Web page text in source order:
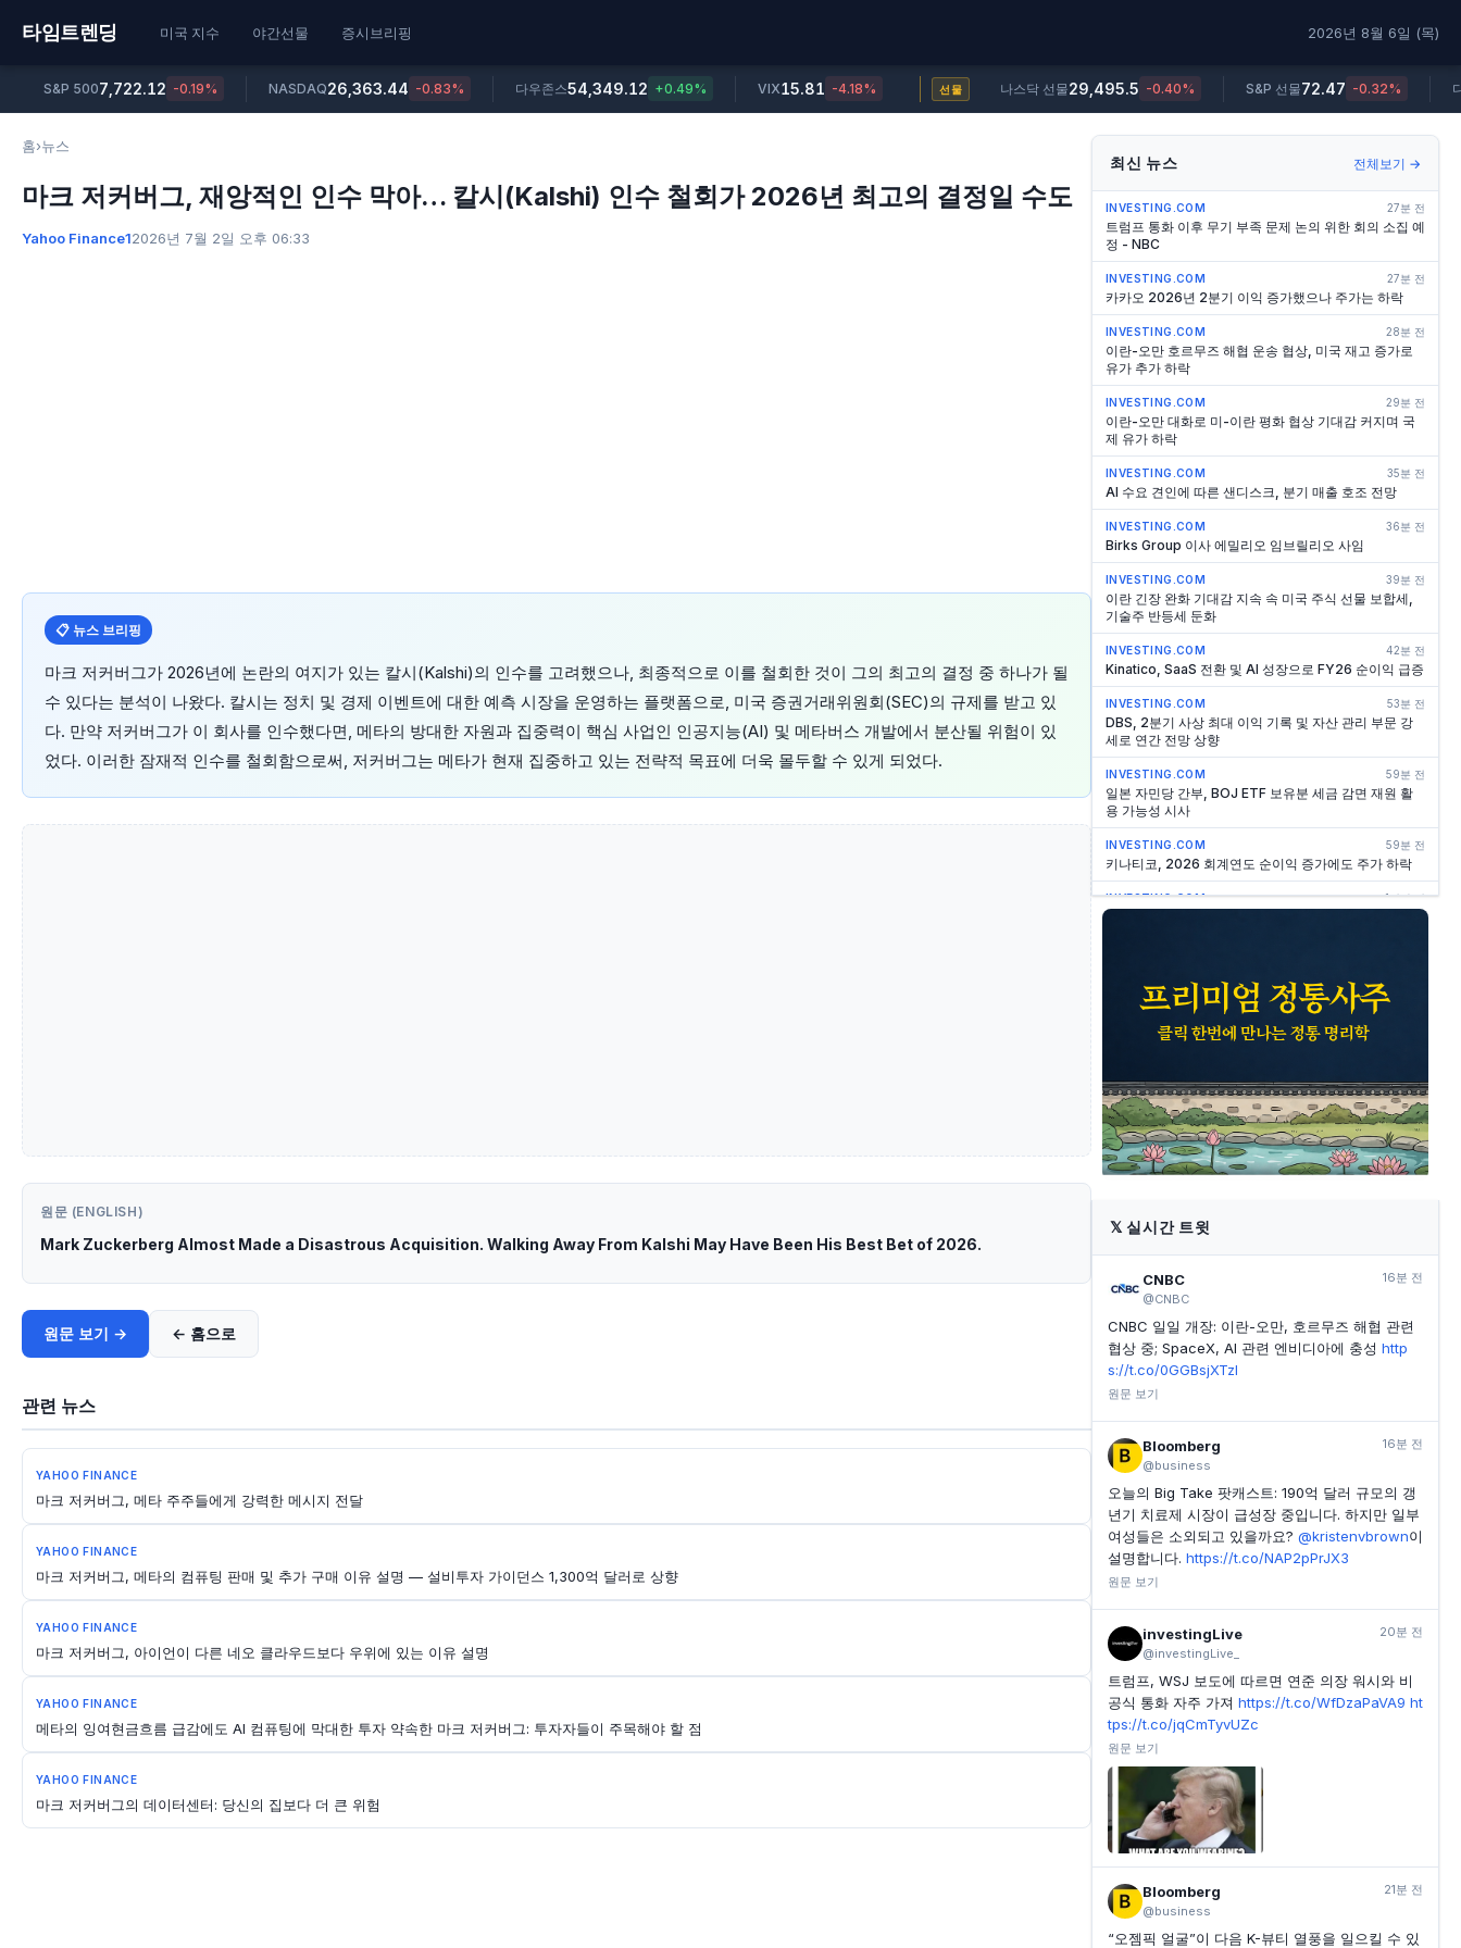
타임트렌딩 미국 지수 야간선물 증시브리핑 2026년 8월 6일 (목)
S&P 5007,722.12 -0.19% NASDAQ26,363.44 -0.83% 다우존스54,349.12 +0.49% VIX15.81 -4.18% 선물 나스닥 선물29,495.5 -0.40% S&P 선물72.47 -0.32%
홈›뉴스
마크 저커버그, 재앙적인 인수 막아… 칼시(Kalshi) 인수 철회가 2026년 최고의 결정일 수도
Yahoo Finance12026년 7월 2일 오후 06:33
📋 뉴스 브리핑
마크 저커버그가 2026년에 논란의 여지가 있는 칼시(Kalshi)의 인수를 고려했으나, 최종적으로 이를 철회한 것이 그의 최고의 결정 중 하나가 될
수 있다는 분석이 나왔다. 칼시는 정치 및 경제 이벤트에 대한 예측 시장을 운영하는 플랫폼으로, 미국 증권거래위원회(SEC)의 규제를 받고 있
다. 만약 저커버그가 이 회사를 인수했다면, 메타의 방대한 자원과 집중력이 핵심 사업인 인공지능(AI) 및 메타버스 개발에서 분산될 위험이 있
었다. 이러한 잠재적 인수를 철회함으로써, 저커버그는 메타가 현재 집중하고 있는 전략적 목표에 더욱 몰두할 수 있게 되었다.
원문 (ENGLISH)
Mark Zuckerberg Almost Made a Disastrous Acquisition. Walking Away From Kalshi May Have Been His Best Bet of 2026.
원문 보기 → ← 홈으로
관련 뉴스
YAHOO FINANCE
마크 저커버그, 메타 주주들에게 강력한 메시지 전달
YAHOO FINANCE
마크 저커버그, 메타의 컴퓨팅 판매 및 추가 구매 이유 설명 — 설비투자 가이던스 1,300억 달러로 상향
YAHOO FINANCE
마크 저커버그, 아이언이 다른 네오 클라우드보다 우위에 있는 이유 설명
YAHOO FINANCE
메타의 잉여현금흐름 급감에도 AI 컴퓨팅에 막대한 투자 약속한 마크 저커버그: 투자자들이 주목해야 할 점
YAHOO FINANCE
마크 저커버그의 데이터센터: 당신의 집보다 더 큰 위험
최신 뉴스 전체보기 →
INVESTING.COM 27분 전
트럼프 통화 이후 무기 부족 문제 논의 위한 회의 소집 예
정 - NBC
INVESTING.COM 27분 전
카카오 2026년 2분기 이익 증가했으나 주가는 하락
INVESTING.COM 28분 전
이란-오만 호르무즈 해협 운송 협상, 미국 재고 증가로
유가 추가 하락
INVESTING.COM 29분 전
이란-오만 대화로 미-이란 평화 협상 기대감 커지며 국
제 유가 하락
INVESTING.COM 35분 전
AI 수요 견인에 따른 샌디스크, 분기 매출 호조 전망
INVESTING.COM 36분 전
Birks Group 이사 에밀리오 임브릴리오 사임
INVESTING.COM 39분 전
이란 긴장 완화 기대감 지속 속 미국 주식 선물 보합세,
기술주 반등세 둔화
INVESTING.COM 42분 전
Kinatico, SaaS 전환 및 AI 성장으로 FY26 순이익 급증
INVESTING.COM 53분 전
DBS, 2분기 사상 최대 이익 기록 및 자산 관리 부문 강
세로 연간 전망 상향
INVESTING.COM 59분 전
일본 자민당 간부, BOJ ETF 보유분 세금 감면 재원 활
용 가능성 시사
INVESTING.COM 59분 전
키나티코, 2026 회계연도 순이익 증가에도 주가 하락
INVESTING.COM 1시간 전
Velocity Fin, 주당 순이익 예상치 상회, 매출도 추정치
넘어서
INVESTING.COM
INVESTING.COM 1시간 전
프라이머리카, 주당 순이익 0.41달러 상회, 매출도 예상
치 웃돌아
𝕏 실시간 트윗
CNBC
@CNBC
16분 전
CNBC 일일 개장: 이란-오만, 호르무즈 해협 관련
협상 중; SpaceX, AI 관련 엔비디아에 충성 http
s://t.co/0GGBsjXTzl
원문 보기
Bloomberg
@business
16분 전
오늘의 Big Take 팟캐스트: 190억 달러 규모의 갱
년기 치료제 시장이 급성장 중입니다. 하지만 일부
여성들은 소외되고 있을까요? @kristenvbrown이
설명합니다. https://t.co/NAP2pPrJX3
원문 보기
investingLive
@investingLive_
20분 전
트럼프, WSJ 보도에 따르면 연준 의장 워시와 비
공식 통화 자주 가져 https://t.co/WfDzaPaVA9 ht
tps://t.co/jqCmTyvUZc
원문 보기
Bloomberg
@business
21분 전
“오젬픽 얼굴”이 다음 K-뷰티 열풍을 일으킬 수 있